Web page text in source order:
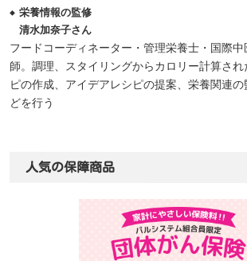
栄養情報の監修
清水加奈子さん
フードコーディネーター・管理栄養士・国際中
師。調理、スタイリングからカロリー計算され
ピの作成、アイデアレシピの提案、栄養関連の
どを行う
人気の保障商品